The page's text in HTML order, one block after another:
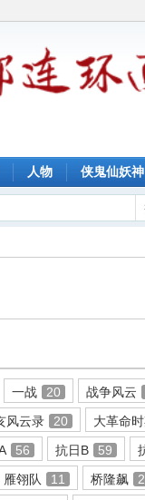
人物 侠鬼仙妖神
一战 20
战争风云
风云录 20
大革命
56 抗日B 59
雁翎队 11 桥隆飙